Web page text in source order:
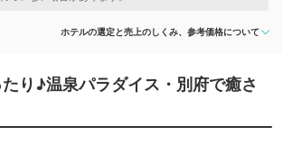
ホテルの選定と売上のしくみ、参考価格について
り♪温泉パラダイス・別府で癒さ